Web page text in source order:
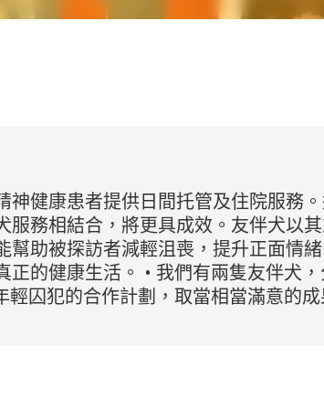
健康患者提供日間托管及住院服務
服務相結合，將更具成效。友伴犬以
幫助被探訪者減輕沮喪，提升正面情
的健康生活。 • 我們有兩隻友伴犬
囚犯的合作計劃，取當相當滿意的